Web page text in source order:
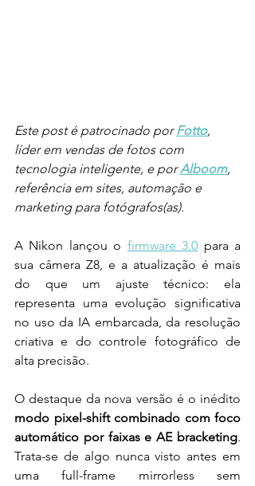
Este post é patrocinado por Fotto,
líder em vendas de fotos com
tecnologia inteligente, e por Alboom,
referência em sites, automação e
marketing para fotógrafos(as).
A Nikon lançou o firmware 3.0 para a
sua câmera Z8, e a atualização é mais
do que um ajuste técnico: ela
representa uma evolução significativa
no uso da IA embarcada, da resolução
criativa e do controle fotográfico de
alta precisão.
modo pixel-shift combinado com foco
automático por faixas e AE bracketing.
Trata-se de algo nunca visto antes em
uma full-frame mirrorless sem